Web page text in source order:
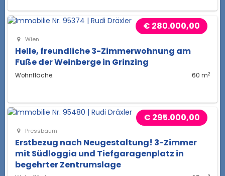
€ 280.000,00
Wien
Helle, freundliche 3-Zimmerwohnung am
Fuße der Weinberge in Grinzing
Wohnfläche: 60 m2
€ 295.000,00
Pressbaum
Erstbezug nach Neugestaltung! 3-Zimmer
mit Südloggia und Tiefgaragenplatz in
begehrter Zentrumslage